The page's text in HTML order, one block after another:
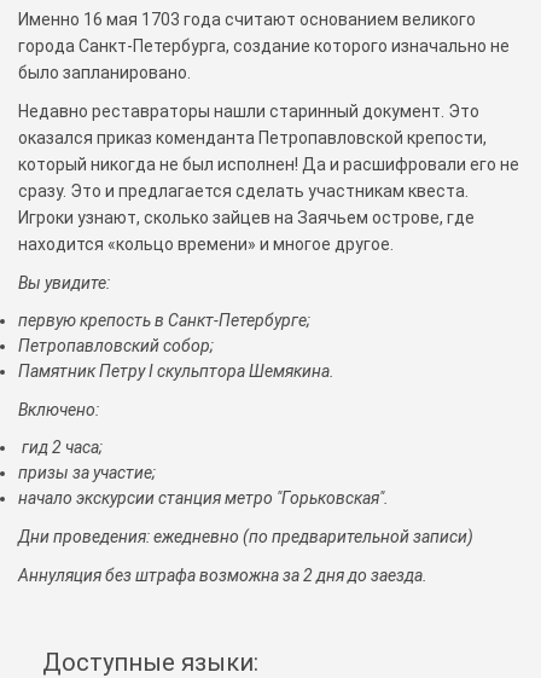
Именно 16 мая 1703 года считают основанием великого
города Санкт-Петербурга, создание которого изначально не
было запланировано.
Недавно реставраторы нашли старинный документ. Это
оказался приказ коменданта Петропавловской крепости,
который никогда не был исполнен! Да и расшифровали его не
сразу. Это и предлагается сделать участникам квеста.
Игроки узнают, сколько зайцев на Заячьем острове, где
находится «кольцо времени» и многое другое.
Вы увидите:
первую крепость в Санкт-Петербурге;
Петропавловский собор;
Памятник Петру I скульптора Шемякина.
Включено:
гид 2 часа;
призы за участие;
начало экскурсии станция метро "Горьковская".
Дни проведения: ежедневно (по предварительной записи)
Аннуляция без штрафа возможна за 2 дня до заезда.
Доступные языки: